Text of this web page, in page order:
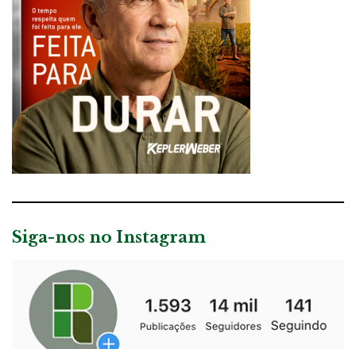
Siga-nos no Instagram